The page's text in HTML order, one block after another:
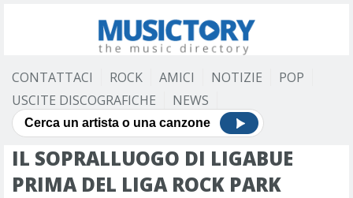
CONTATTACI ROCK AMICI NOTIZIE
POP
USCITE DISCOGRAFICHE
NEWS
IL SOPRALLUOGO DI LIGABUE
PRIMA DEL LIGA ROCK PARK